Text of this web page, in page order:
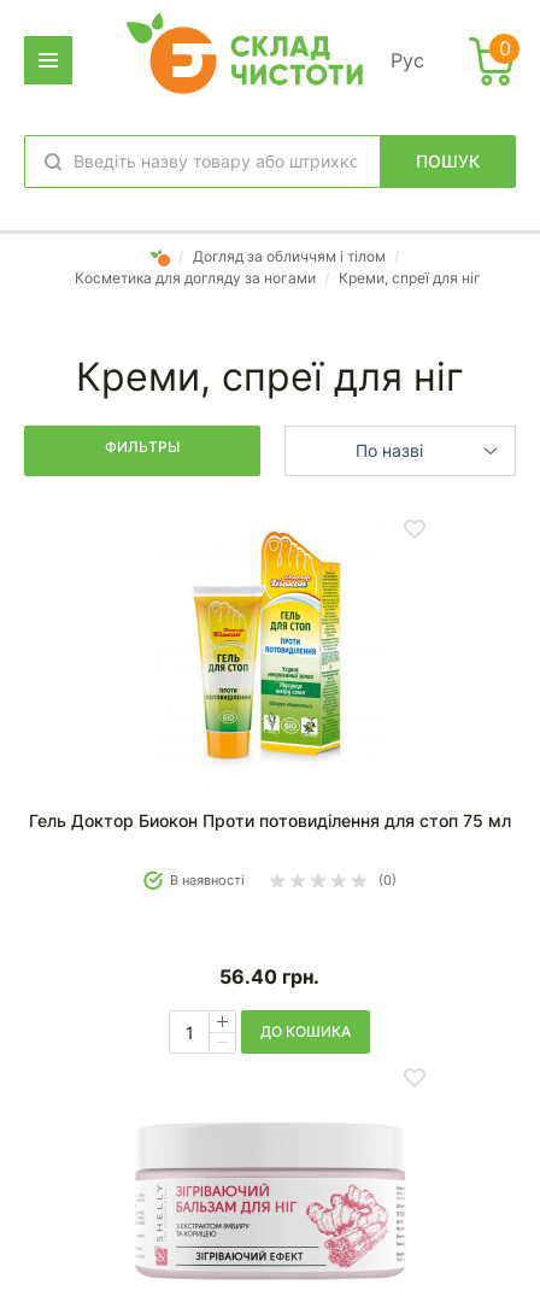
Рус
ПОШУК
обране вхід
0
/ Догляд за обличчям і тілом /
Косметика для догляду за ногами / Креми, спреї для ніг
Креми, спреї для ніг
ФИЛЬТРЫ По назві
Гель Доктор Биокон Проти потовиділення для стоп 75 мл
В наявності (0)
56.40 грн.
ДО КОШИКА